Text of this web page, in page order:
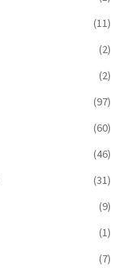
(11)
(2)
(2)
(97)
(60)
(46)
(31)
(9)
(1)
(7)